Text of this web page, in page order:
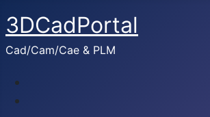
3DCadPortal
Cad/Cam/Cae & PLM